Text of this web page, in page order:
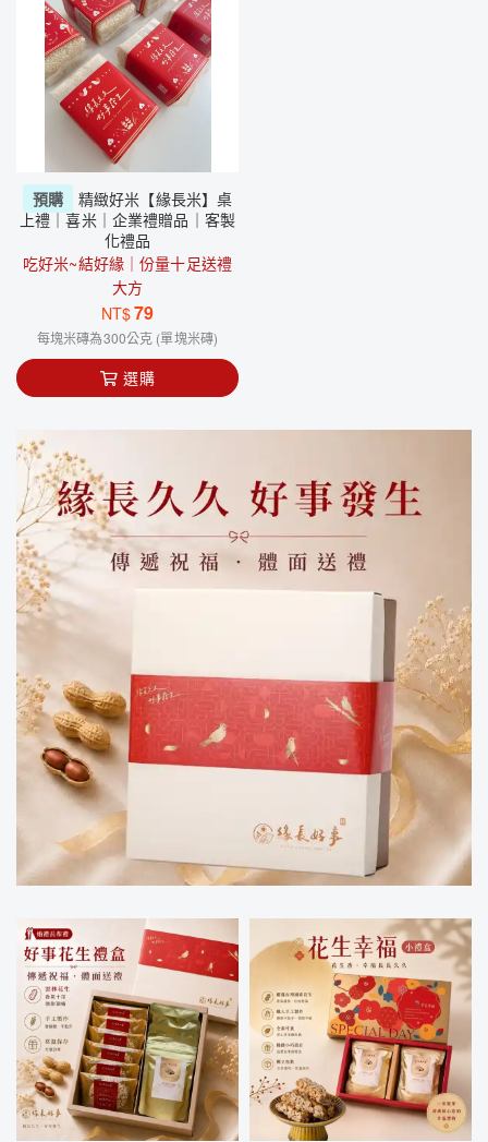
預購
精緻好米【緣長米】桌
上禮｜喜米｜企業禮贈品｜客製
化禮品
吃好米~結好緣｜份量十足送禮
大方
NT$79
每塊米磚為300公克 (單塊米磚)
選購